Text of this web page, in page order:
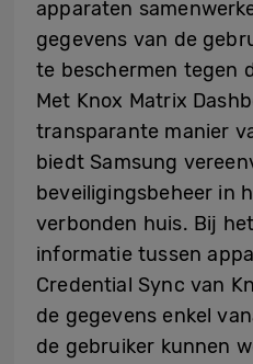
apparaten
gegevens van de
te beschermen tegen
Met Knox Matrix
transparante manier
biedt Samsung
beveiligingsbeheer in
verbonden huis. Bij
informatie tussen
Credential Sync van
de gegevens enkel
de gebruiker kunnen